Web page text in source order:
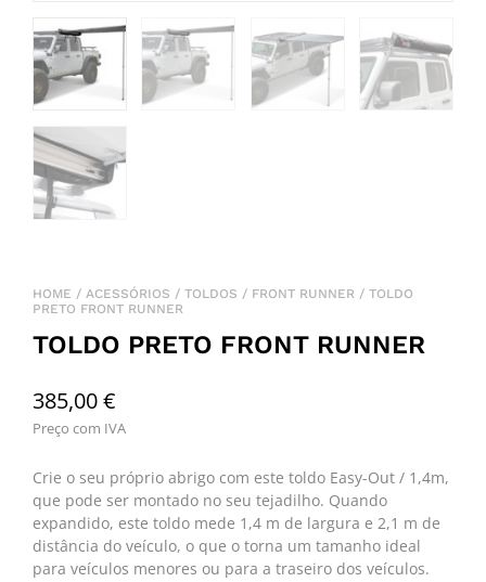
HOME / ACESSÓRIOS / TOLDOS / FRONT RUNNER / TOLDO
PRETO FRONT RUNNER
TOLDO PRETO FRONT RUNNER
385,00€
Preço com IVA
Crie o seu próprio abrigo com este toldo Easy-Out / 1,4m,
que pode ser montado no seu tejadilho. Quando
expandido, este toldo mede 1,4 m de largura e 2,1 m de
distância do veículo, o que o torna um tamanho ideal
para veículos menores ou para a traseiro dos veículos.